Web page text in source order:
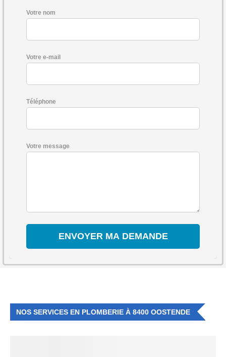
Votre nom
Votre e-mail
Téléphone
Votre message
NOS SERVICES EN PLOMBERIE À 8400 OOSTENDE